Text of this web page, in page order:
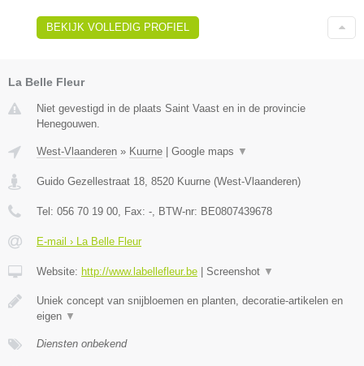
BEKIJK VOLLEDIG PROFIEL
La Belle Fleur
Niet gevestigd in de plaats Saint Vaast en in de provincie
Henegouwen.
West-Vlaanderen » Kuurne Google maps ▼
Guido Gezellestraat 18, 8520 Kuurne (West-Vlaanderen)
Tel: 056 70 19 00, Fax: -, BTW-nr: BE0807439678
E-mail › La Belle Fleur
Website: http://www.labellefleur.be Screenshot ▼
Uniek concept van snijbloemen en planten, decoratie-artikelen en
eigen ▼
Diensten onbekend